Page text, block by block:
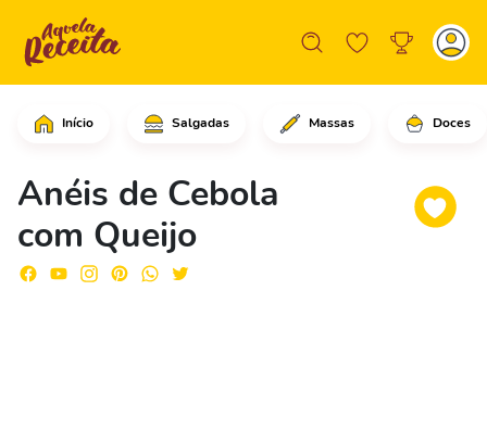
Início Salgadas Massas Doces
Anéis de Cebola
com Queijo
Tire a casca da cebola e corte-a